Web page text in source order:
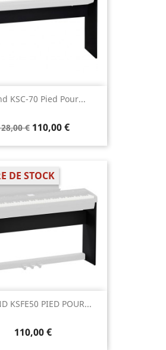
KSC-70 Pied Pour...
€ 110,00 €
KSFE50 PIED POUR...
110,00 €
DE STOCK